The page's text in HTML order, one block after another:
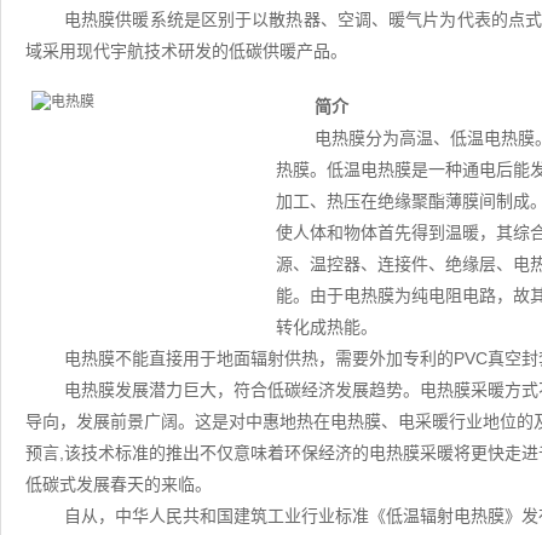
电热膜供暖系统是区别于以散热器、空调、暖气片为代表的点
域采用现代宇航技术研发的低碳供暖产品。
简介
电热膜分为高温、低温电热
热膜。低温电热膜是一种通电后能
加工、热压在绝缘聚酯薄膜间制成
使人体和物体首先得到温暖，其综
源、温控器、连接件、绝缘层、电
能。由于电热膜为纯电阻电路，故
转化成热能。
电热膜不能直接用于地面辐射供热，需要外加专利的PVC真空
电热膜发展潜力巨大，符合低碳经济发展趋势。电热膜采暖方
导向，发展前景广阔。这是对中惠地热在电热膜、电采暖行业地位
预言,该技术标准的推出不仅意味着环保经济的电热膜采暖将更快走
低碳式发展春天的来临。
自从，中华人民共和国建筑工业行业标准《低温辐射电热膜》